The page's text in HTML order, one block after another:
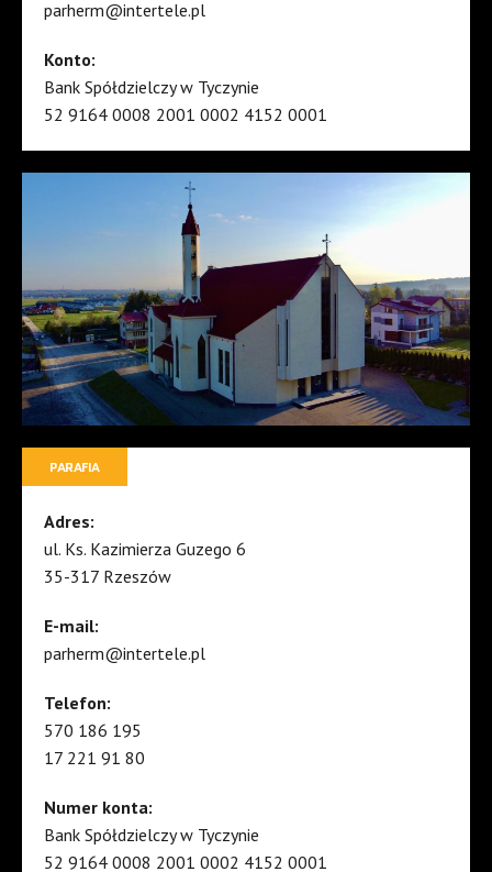
parherm@intertele.pl
Konto:
Bank Spółdzielczy w Tyczynie
52 9164 0008 2001 0002 4152 0001
PARAFIA
Adres:
ul. Ks. Kazimierza Guzego 6
35-317 Rzeszów
E-mail:
parherm@intertele.pl
Telefon:
570 186 195
17 221 91 80
Numer konta:
Bank Spółdzielczy w Tyczynie
52 9164 0008 2001 0002 4152 0001